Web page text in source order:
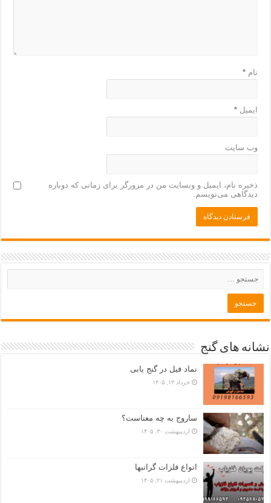
نام*
ایمیل*
وب‌ سایت
ذخیره نام، ایمیل و وبسایت من در مرورگر برای زمانی که دوباره
دیدگاهی می‌نویسم.
نشانه های گنج
نماد فیل در گنج یابی
خرداد ۱۳, ۱۴۰۵
ساروج به چه معناست؟
اردیبهشت ۳۰, ۱۴۰۵
انواع فلزات گرانبها
اردیبهشت ۲۱, ۱۴۰۵